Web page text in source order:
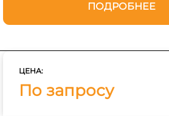
ПОДРОБНЕЕ
ЦЕНА:
По запросу